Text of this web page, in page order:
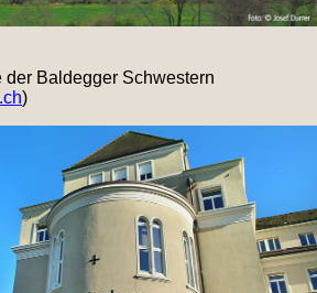
der Baldegger Schwestern
)